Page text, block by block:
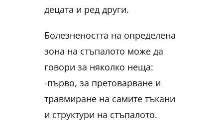
децата и ред други.
Болезнеността на определена
зона на стъпалото може да
говори за няколко неща:
-първо, за претоварване и
травмиране на самите тъкани
и структури на стъпалото.